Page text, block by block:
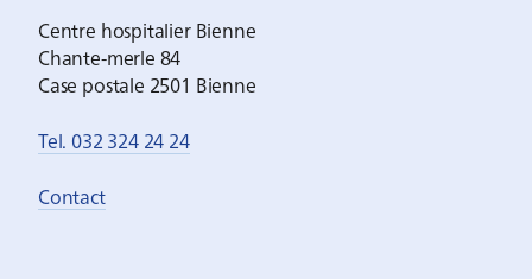
Centre hospitalier Bienne
Chante-merle 84
Case postale 2501 Bienne
Tel. 032 324 24 24
Contact